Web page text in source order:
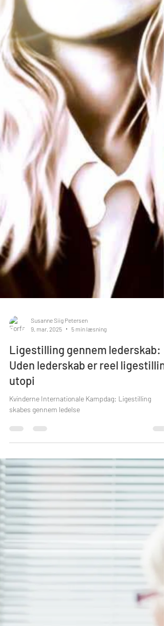
Susanne Siig Petersen
Ligestilling gennem lederskab:
Uden lederskab er reel
utopi
Kvinderne Internationale Kampdag: Ligestilling
skabes gennem ledelse